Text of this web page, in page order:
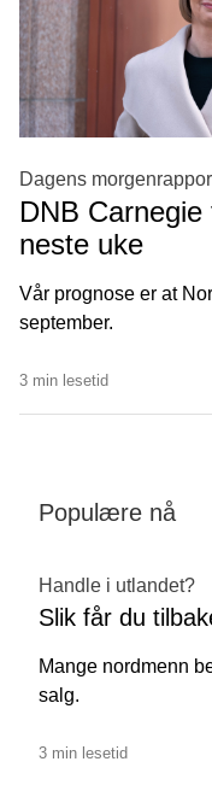
Dagens
DNB
neste uke
Vår prognose er at
september.
3 min lesetid
Populære nå
Handle i utlandet?
Slik får du
Mange nordmenn
salg.
3 min lesetid